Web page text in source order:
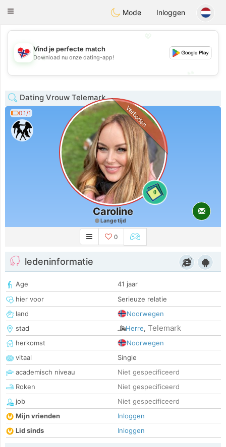
EkteNordmenn
Toggle
Mode Inloggen
💖
💕
Vind je perfecte match
Download nu onze dating-app!
Dating Vrouw Telemark
0.1/1
0
Verboden
Caroline
Lange tijd
0
ledeninformatie
Age
41 jaar
hier voor
Serieuze relatie
land
Noorwegen
stad
Herre, Telemark
herkomst
Noorwegen
vitaal
Single
academisch niveau
Niet gespecificeerd
Roken
Niet gespecificeerd
job
Niet gespecificeerd
Mijn vrienden
Inloggen
Lid sinds
Inloggen